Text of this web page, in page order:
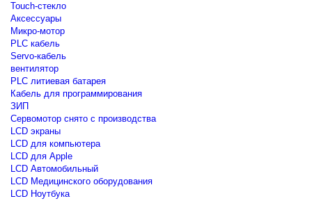
Touch-стекло
Аксессуары
Микро-мотор
PLC кабель
Servo-кабель
вентилятор
PLC литиевая батарея
Кабель для программирования
ЗИП
Сервомотор снято с производства
LCD экраны
LCD для компьютера
LCD для Apple
LCD Автомобильный
LCD Медицинского оборудования
LCD Ноутбука